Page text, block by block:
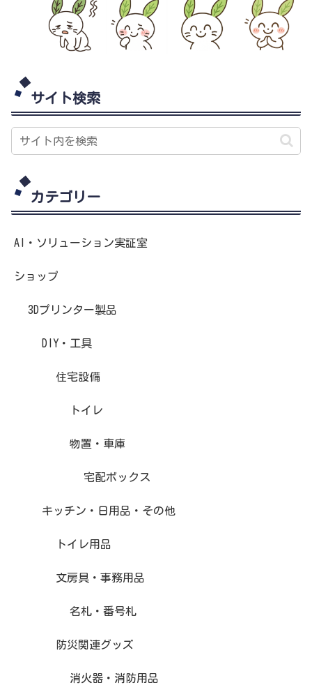
サイト検索
カテゴリー
AI・ソリューション実証室
ショップ
3Dプリンター製品
DIY・工具
住宅設備
トイレ
物置・車庫
宅配ボックス
キッチン・日用品・その他
トイレ用品
文房具・事務用品
名札・番号札
防災関連グッズ
消火器・消防用品